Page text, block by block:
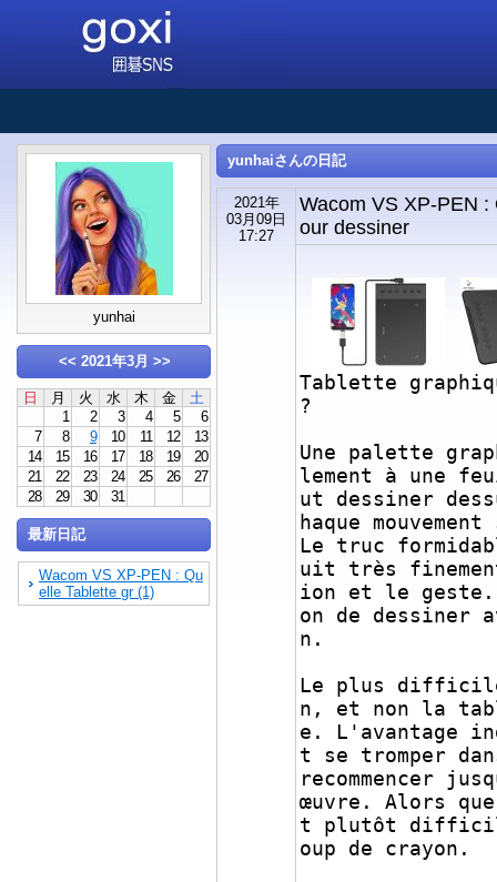
yunhai
<< 2021年3月 >>
日 月 火 水 木 金
土
1
2 3 4 5
6
7
8 9 10 11 12
13
14
15 16 17 18 19
20
21
22 23 24 25 26
27
28
29 30 31
最新日記
Wacom VS XP-PEN : Qu
elle Tablette gr (1)
yunhaiさんの日記
2021年
03月09日
17:27
Wacom VS XP-PEN
our dessiner
Tablette
?
Une palette
lement à une
ut dessiner
haque
Le truc
uit très
ion et le geste.
on de dessiner
n.
Le plus
n, et non la
e. L'avantage
t se tromper
recommencer
œuvre. Alors
t plutôt difficile
oup de crayon.